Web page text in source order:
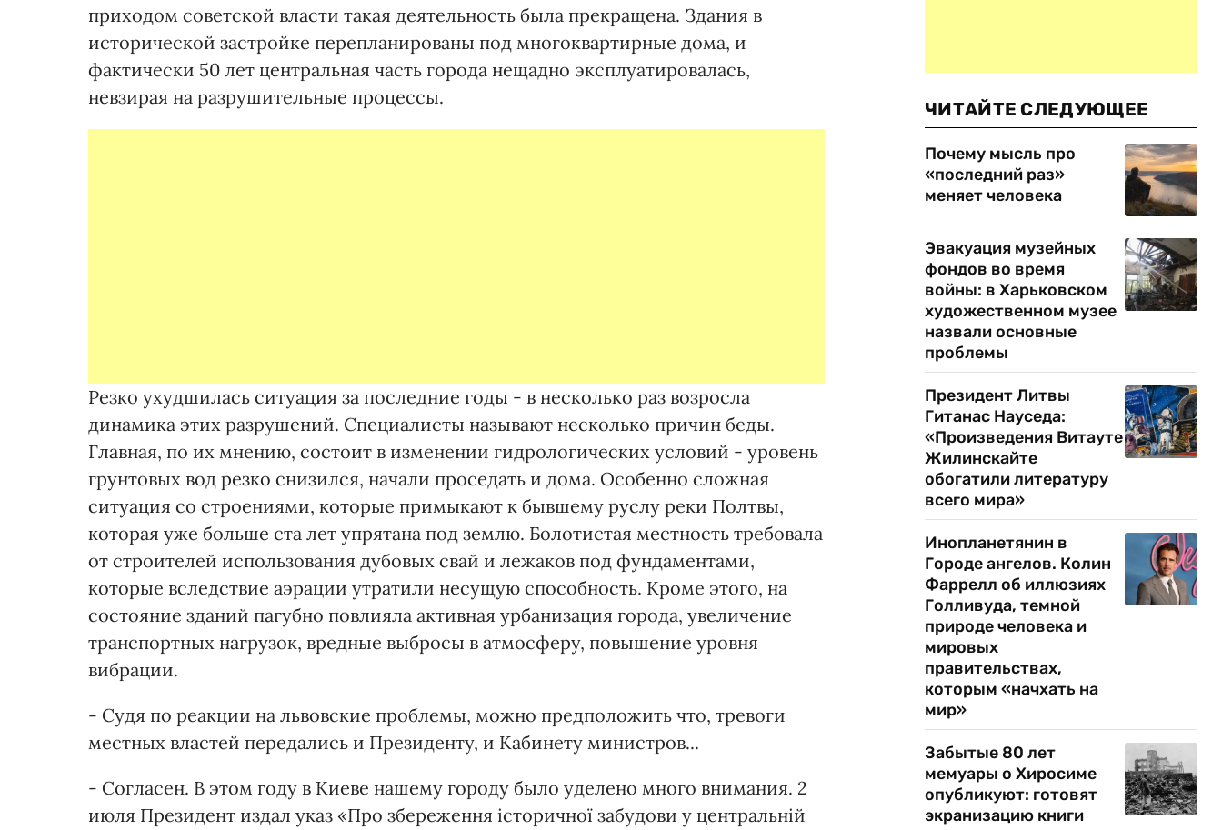
приходом советской власти такая деятельность была прекращена. Здания в
исторической застройке перепланированы под многоквартирные дома, и
фактически 50 лет центральная часть города нещадно эксплуатировалась,
невзирая на разрушительные процессы.
Резко ухудшилась ситуация за последние годы - в несколько раз возросла
динамика этих разрушений. Специалисты называют несколько причин беды.
Главная, по их мнению, состоит в изменении гидрологических условий - уровень
грунтовых вод резко снизился, начали проседать и дома. Особенно сложная
ситуация со строениями, которые примыкают к бывшему руслу реки Полтвы,
которая уже больше ста лет упрятана под землю. Болотистая местность требовала
от строителей использования дубовых свай и лежаков под фундаментами,
которые вследствие аэрации утратили несущую способность. Кроме этого, на
состояние зданий пагубно повлияла активная урбанизация города, увеличение
транспортных нагрузок, вредные выбросы в атмосферу, повышение уровня
вибрации.
- Судя по реакции на львовские проблемы, можно предположить что, тревоги
местных властей передались и Президенту, и Кабинету министров...
- Согласен. В этом году в Киеве нашему городу было уделено много внимания. 2
июля Президент издал указ «Про збереження історичної забудови у центральній
ЧИТАЙТЕ СЛЕДУЮЩЕЕ
Почему мысль про
«последний раз»
меняет человека
Эвакуация музейных
фондов во время
войны: в Харьковском
художественном музее
назвали основные
проблемы
Президент Литвы
Гитанас Науседа:
«Произведения Витауте
Жилинскайте
обогатили литературу
всего мира»
Инопланетянин в
Городе ангелов. Колин
Фаррелл об иллюзиях
Голливуда, темной
природе человека и
мировых
правительствах,
которым «начхать на
мир»
Забытые 80 лет
мемуары о Хиросиме
опубликуют: готовят
экранизацию книги